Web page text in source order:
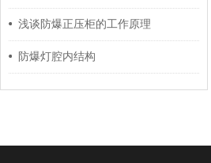
浅谈防爆正压柜的工作原理
防爆灯腔内结构